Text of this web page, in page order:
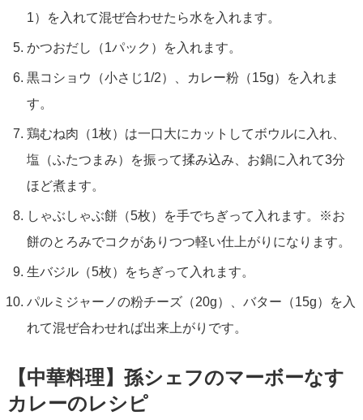
1）を入れて混ぜ合わせたら水を入れます。
かつおだし（1パック）を入れます。
黒コショウ（小さじ1/2）、カレー粉（15g）を入れま
す。
鶏むね肉（1枚）は一口大にカットしてボウルに入れ、
塩（ふたつまみ）を振って揉み込み、お鍋に入れて3分
ほど煮ます。
しゃぶしゃぶ餅（5枚）を手でちぎって入れます。※お
餅のとろみでコクがありつつ軽い仕上がりになります。
生バジル（5枚）をちぎって入れます。
パルミジャーノの粉チーズ（20g）、バター（15g）を入
れて混ぜ合わせれば出来上がりです。
【中華料理】孫シェフのマーボーなす
カレーのレシピ